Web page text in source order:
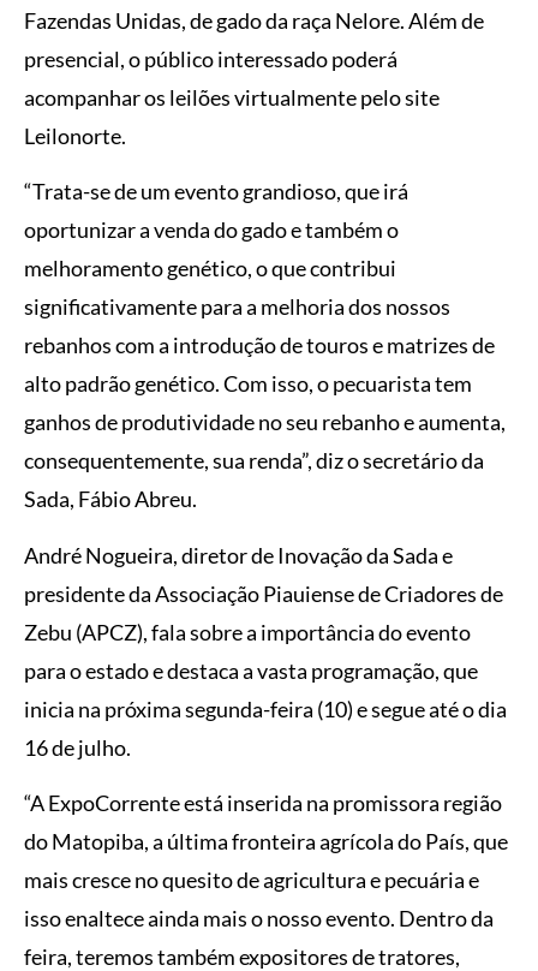
Fazendas Unidas, de gado da raça Nelore. Além de
presencial, o público interessado poderá
acompanhar os leilões virtualmente pelo site
Leilonorte.
“Trata-se de um evento grandioso, que irá
oportunizar a venda do gado e também o
melhoramento genético, o que contribui
significativamente para a melhoria dos nossos
rebanhos com a introdução de touros e matrizes de
alto padrão genético. Com isso, o pecuarista tem
ganhos de produtividade no seu rebanho e aumenta,
consequentemente, sua renda”, diz o secretário da
Sada, Fábio Abreu.
André Nogueira, diretor de Inovação da Sada e
presidente da Associação Piauiense de Criadores de
Zebu (APCZ), fala sobre a importância do evento
para o estado e destaca a vasta programação, que
inicia na próxima segunda-feira (10) e segue até o dia
16 de julho.
“A ExpoCorrente está inserida na promissora região
do Matopiba, a última fronteira agrícola do País, que
mais cresce no quesito de agricultura e pecuária e
isso enaltece ainda mais o nosso evento. Dentro da
feira, teremos também expositores de tratores,